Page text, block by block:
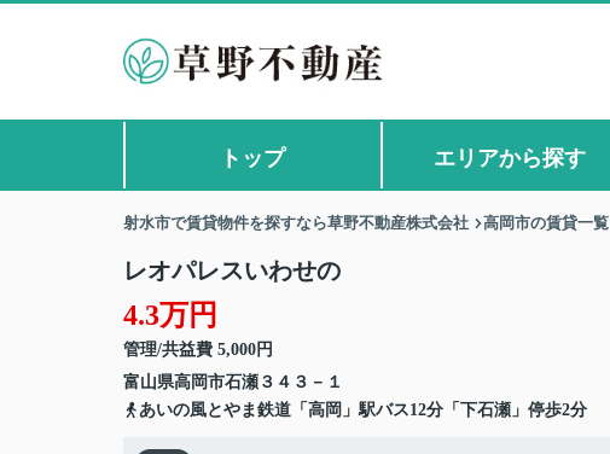
トップ エリアから探す
射水市で賃貸物件を探すなら草野不動産株式会社 高岡市の賃貸一覧
レオパレスいわせの
4.3万円
管理/共益費 5,000円
富山県高岡市石瀬 ３４３－１
あいの風とやま鉄道「高岡」駅バス12分「下石瀬」停歩2分